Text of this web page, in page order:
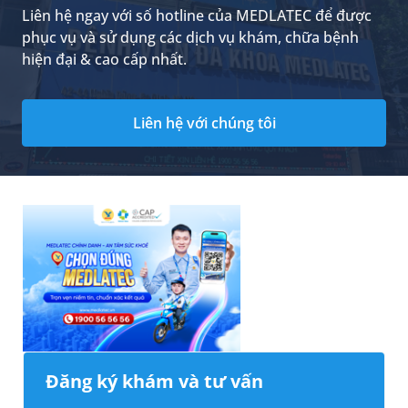
Liên hệ ngay với số hotline của MEDLATEC để được
phục vụ và sử dụng các dịch vụ khám, chữa bệnh
hiện đại & cao cấp nhất.
Liên hệ với chúng tôi
Đăng ký khám và tư vấn